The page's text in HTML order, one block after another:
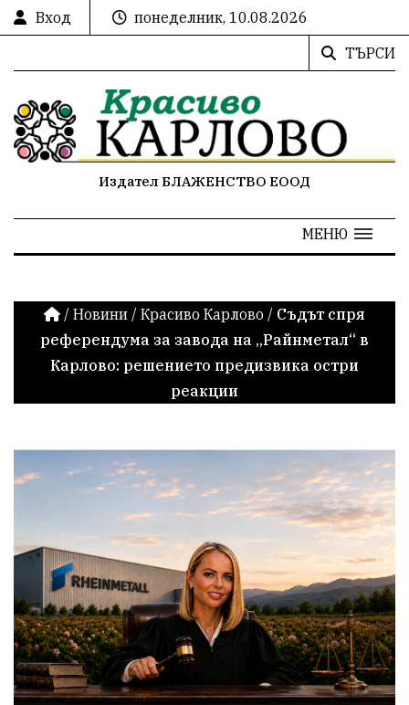
Вход
понеделник, 10.08.2026
ТЪРСИ
Издател БЛАЖЕНСТВО ЕООД
МЕНЮ
/ Новини / Красиво Карлово / Съдът спря
референдума за завода на „Райнметал“ в
Карлово: решението предизвика остри
реакции